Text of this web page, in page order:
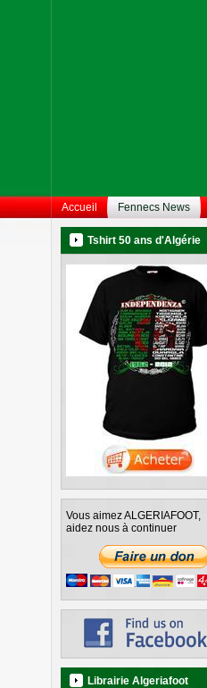
Accueil Fennecs News
Tshirt 50 ans d'Algérie
Vous aimez ALGERIAFOOT,
aidez nous à continuer
Librairie Algeriafoot